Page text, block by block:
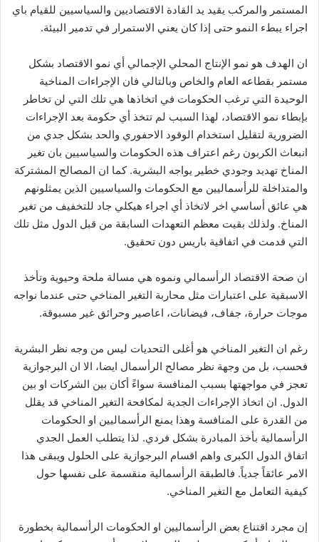
المستمر والمركب يقيد يد القادة الاقتصاديين والسياسيين للقيام باي
اجراء يبطء النمو حتى إذا كان يعني الاستمرار في تدمير البيئة.
ان الهدف هو نمو الإنتاج المحلي الإجمالي أي نمو الاقتصاد بشكل
مستمر بقطاعه العام والخاص وبالتالي فان الإجراءات المناخية
الوحيدة التي ترغب الحكومات في اتخاذها هي تلك التي لن تخاطر
بإبطاء نمو الاقتصاد، لهذا السبب لم تتخذ أي حكومة بعد الإجراءات
الضرورية لتقليل استخدام الوقود الاحفوري والحد بشكل جدي من
انبعاث الكربون رغم اعتراف هذه الحكومات والسياسيين بان تغير
المناخ تهديد وجودي خطير يواجه البشرية. كما ان المصالح المشتركة
والمتداخلة للرأسماليين مع الحكومات والسياسيين الذين يمثلونهم
هي عائق أساسي اخر لاتخاذ أي اجراء هيكلي جاد للتخفيف من تغير
المناخ. ولذلك بقيت معظم التعهدات السابقة من قبل الدول مثل تلك
التي قدمت في اتفاقية باريس دون تحقيق.
ان صحة الاقتصاد الرأسمالي ونموه هي مسالة ملحة وحيوية وتأخذ
الاسبقية على اعتبارات مثل محاربة التغير المناخي حتى عندما نواجه
موجات حرارة، جفاف، فيضانات، اعاصير وحرائق غير مسبوقة.
رغم ان التغير المناخي هو أغلى التحديات ليس من وجه نظر البشرية
فحسب، بل من وجهة نظر مصالح الرأسمال ايضا، الا ان البرجوازية
تعجز في مواجهتها بسبب المنافسة سواءً أكان بين الشركات او بين
الدول. ان اتخاذ الإجراءات الجدية لمكافحة التغير المناخي قد يقلل
من القدرة على المنافسة وهذا يمنع الرأسماليين او الحكومات
الرأسمالية بأخذ المبادرة بشكل فردي. لذا يتطلب العمل الجدي
اتفاق الدول الكبرى واهم اقسام البرجوازية على الحلول ويبقى هذا
الامر عائقاً جدياً. فالطبقة الرأسمالية منقسمة على نفسها حول
كيفية التعامل مع التغير المناخي.
إن مجرد اقتناع بعض الرأسماليين او الحكومات الرأسمالية بخطورة